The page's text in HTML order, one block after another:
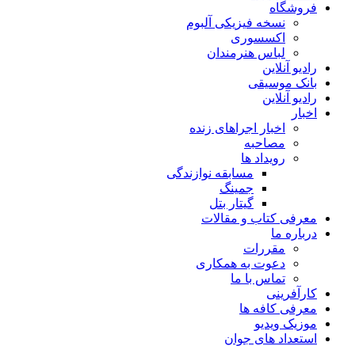
فروشگاه
نسخه فیزیکی آلبوم
اکسسوری
لباس هنرمندان
رادیو آنلاین
بانک موسیقی
رادیو آنلاین
اخبار
اخبار اجراهای زنده
مصاحبه
رویداد ها
مسابقه نوازندگی
جمینگ
گیتار بتل
معرفی کتاب و مقالات
درباره ما
مقررات
دعوت به همکاری
تماس با ما
کارآفرینی
معرفی کافه ها
موزیک ویدیو
استعداد های جوان